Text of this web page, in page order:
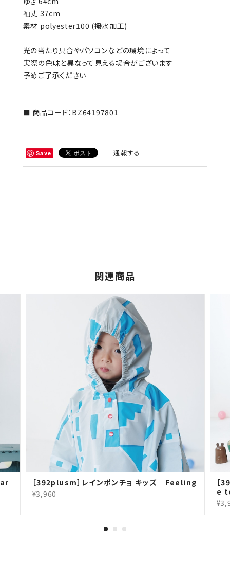
袖丈 37cm
素材 polyester100 (撥水加工)
光の当たり具合やパソコンなどの環境によって
実際の色味と異なって見える場合がございます
予めご了承ください
■ 商品コード：BZ64197801
Save 通報する
関連商品
［392plusm］レインポンチョ キッズ｜Feeling
¥3,960
［
e